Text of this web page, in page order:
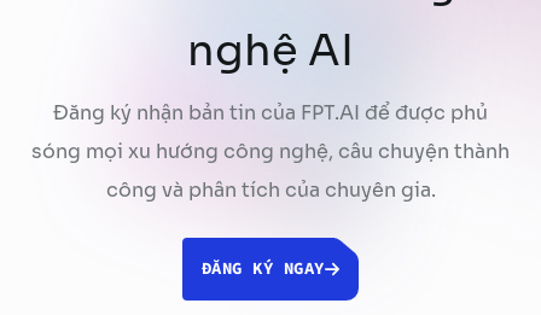
nghệ AI
Đăng ký nhận bản tin của FPT.AI để được phủ
sóng mọi xu hướng công nghệ, câu chuyện thành
công và phân tích của chuyên gia.
ĐĂNG KÝ NGAY